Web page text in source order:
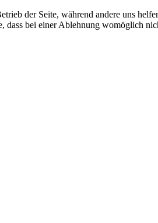
der Seite, während andere uns
dass bei einer Ablehnung womöglich